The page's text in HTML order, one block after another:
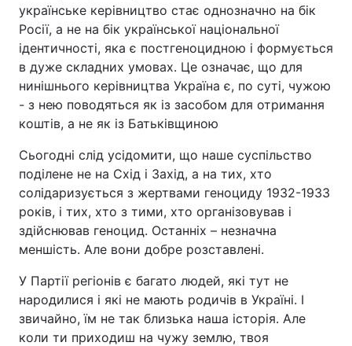
українське керівництво стає однозначно на бік
Росії, а не на бік української національної
ідентичності, яка є постгеноцидною і формується
в дуже складних умовах. Це означає, що для
нинішнього керівництва Україна є, по суті, чужою
- з нею поводяться як із засобом для отримання
коштів, а не як із Батьківщиною
Сьогодні слід усідомити, що наше суспільство
поділене не на Схід і Захід, а на тих, хто
солідаризується з жертвами геноциду 1932-1933
років, і тих, хто з тими, хто організовував і
здійснював геноцид. Останніх – незначна
меншість. Але вони добре розставлені.
У Партії регіонів є багато людей, які тут не
народилися і які не мають родичів в Україні. І
звичайно, їм не так близька наша історія. Але
коли ти приходиш на чужу землю, твоя